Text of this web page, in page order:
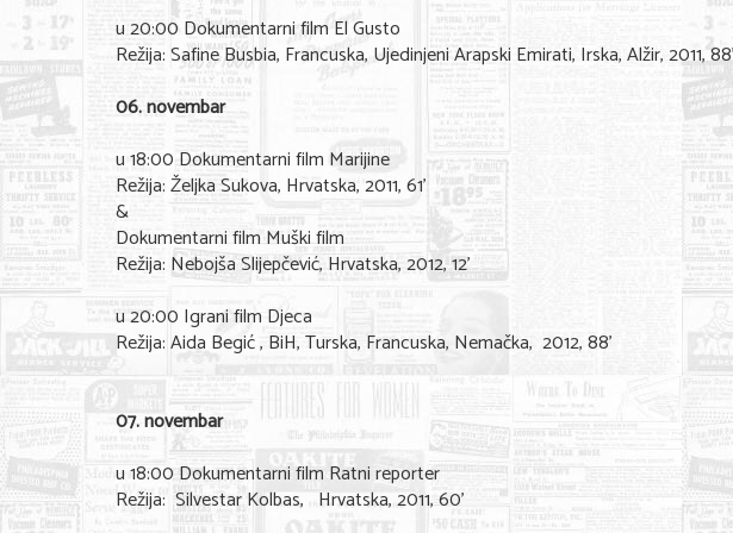
u 20:00 Dokumentarni film El Gusto
Režija: Safine Busbia, Francuska, Ujedinjeni Arapski Emirati, Irska, Alžir, 2011,
06. novembar
u 18:00 Dokumentarni film Marijine
Režija: Željka Sukova, Hrvatska, 2011, 61’
&
Dokumentarni film Muški film
Režija: Nebojša Slijepčević, Hrvatska, 2012, 12’
u 20:00 Igrani film Djeca
Režija: Aida Begić , BiH, Turska, Francuska, Nemačka, 2012, 88’
07. novembar
u 18:00 Dokumentarni film Ratni reporter
Režija: Silvestar Kolbas, Hrvatska, 2011, 60’